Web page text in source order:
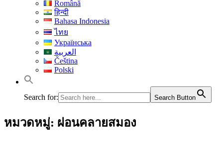
Română
हिन्दी
Bahasa Indonesia
ไทย
Українська
العربية
Čeština
Polski
Search for: Search Button
หมวดหมู่: ผ่อนคลายสมอง